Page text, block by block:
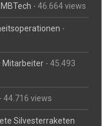
- 46.664 views
-
Mitarbeiter - 45.493
- 44.716 views
Silvesterraketen